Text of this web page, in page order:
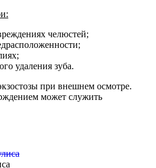
челюстей;
удаления зуба.
при внешнем осмотре.
может служить